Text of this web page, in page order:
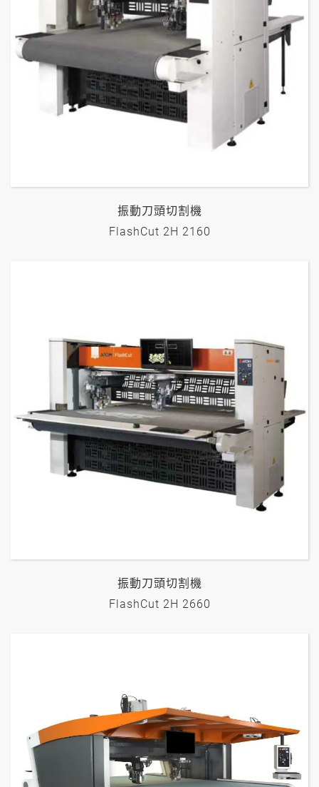
振動刀頭切割機
FlashCut 2H 2160
振動刀頭切割機
FlashCut 2H 2660